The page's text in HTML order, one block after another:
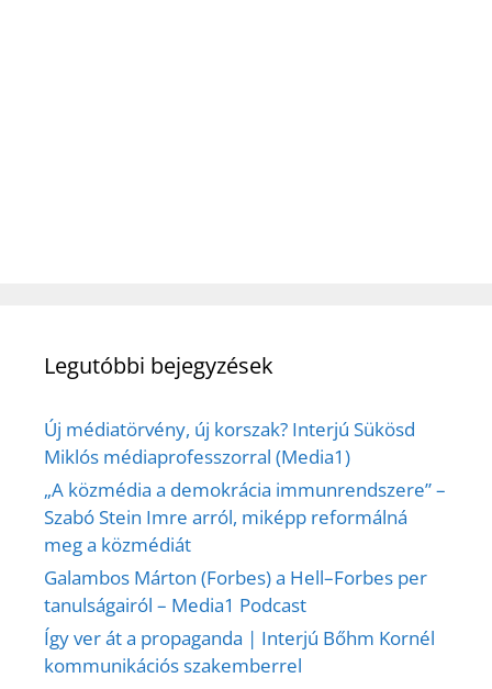
Legutóbbi bejegyzések
Új médiatörvény, új korszak? Interjú Sükösd
Miklós médiaprofesszorral (Media1)
„A közmédia a demokrácia immunrendszere” –
Szabó Stein Imre arról, miképp reformálná
meg a közmédiát
Galambos Márton (Forbes) a Hell–Forbes per
tanulságairól – Media1 Podcast
Így ver át a propaganda | Interjú Bőhm Kornél
kommunikációs szakemberrel